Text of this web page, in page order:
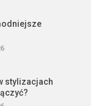
stylizacjach